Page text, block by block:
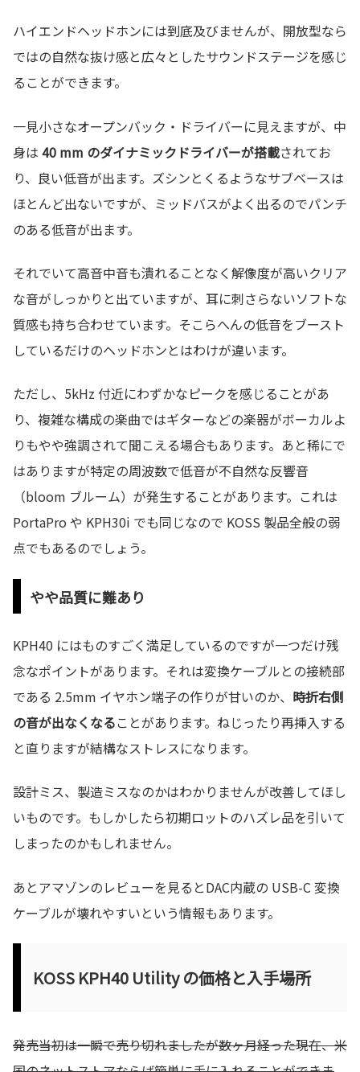
ハイエンドヘッドホンには到底及びませんが、開放型なら
ではの自然な抜け感と広々としたサウンドステージを感じ
ることができます。
一見小さなオープンバック・ドライバーに見えますが、中
身は 40 mm のダイナミックドライバーが搭載されてお
り、良い低音が出ます。ズシンとくるようなサブベースは
ほとんど出ないですが、ミッドバスがよく出るのでパンチ
のある低音が出ます。
それでいて高音中音も潰れることなく解像度が高いクリア
な音がしっかりと出ていますが、耳に刺さらないソフトな
質感も持ち合わせています。そこらへんの低音をブースト
しているだけのヘッドホンとはわけが違います。
ただし、5kHz 付近にわずかなピークを感じることがあ
り、複雑な構成の楽曲ではギターなどの楽器がボーカルよ
りもやや強調されて聞こえる場合もあります。あと稀にで
はありますが特定の周波数で低音が不自然な反響音
（bloom ブルーム）が発生することがあります。これは
PortaPro や KPH30i でも同じなので KOSS 製品全般の弱
点でもあるのでしょう。
やや品質に難あり
KPH40 にはものすごく満足しているのですが一つだけ残
念なポイントがあります。それは変換ケーブルとの接続部
である 2.5mm イヤホン端子の作りが甘いのか、 時折右側
の音が出なくなることがあります。ねじったり再挿入する
と直りますが結構なストレスになります。
設計ミス、製造ミスなのかはわかりませんが改善してほし
いものです。もしかしたら初期ロットのハズレ品を引いて
しまったのかもしれません。
あとアマゾンのレビューを見るとDAC内蔵の USB-C 変換
ケーブルが壊れやすいという情報もあります。
KOSS KPH40 Utility の価格と入手場所
発売当初は一瞬で売り切れましたが数ヶ月経った現在、米